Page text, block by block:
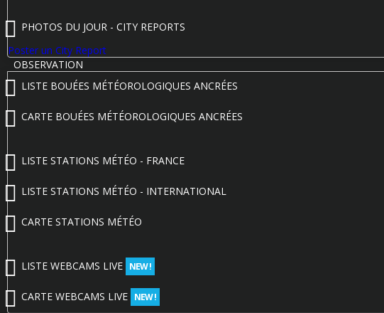
PHOTOS DU JOUR - CITY REPORTS
Poster un City Report
OBSERVATION
LISTE BOUÉES MÉTÉOROLOGIQUES ANCRÉES
CARTE BOUÉES MÉTÉOROLOGIQUES ANCRÉES
LISTE STATIONS MÉTÉO - FRANCE
LISTE STATIONS MÉTÉO - INTERNATIONAL
CARTE STATIONS MÉTÉO
LISTE WEBCAMS LIVE NEW !
CARTE WEBCAMS LIVE NEW !